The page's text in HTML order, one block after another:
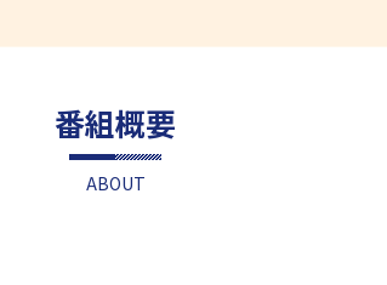
番組概要
ABOUT